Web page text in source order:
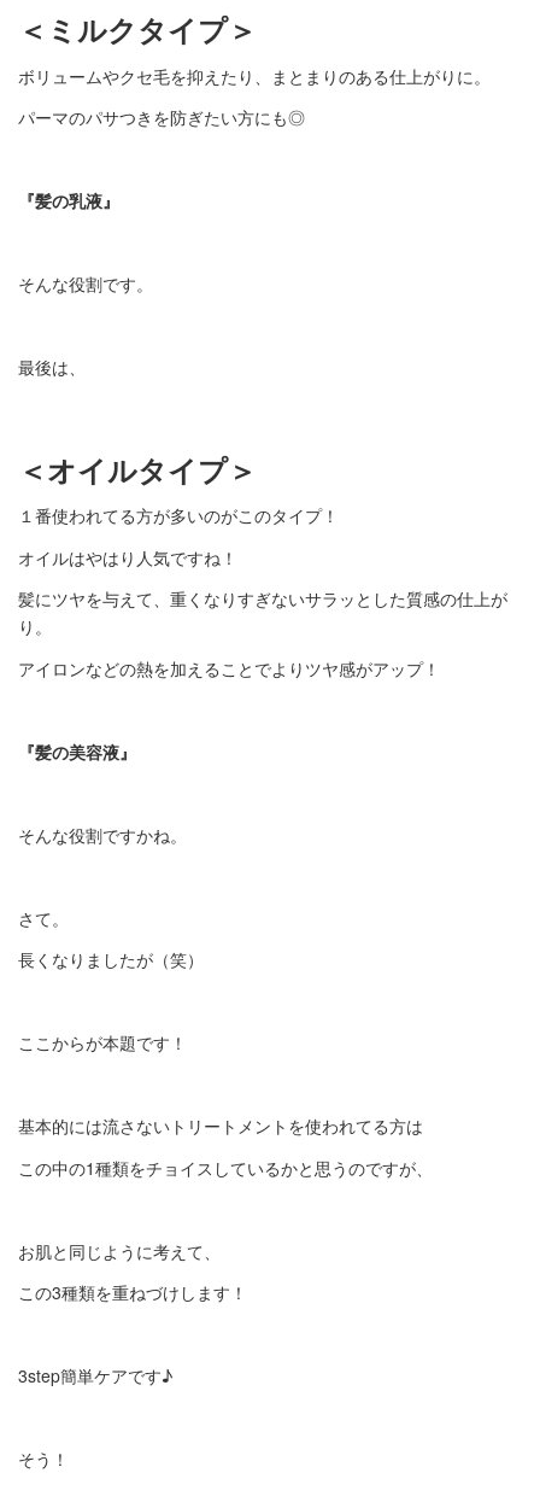
＜ミルクタイプ＞
ボリュームやクセ毛を抑えたり、まとまりのある仕上がりに。
パーマのパサつきを防ぎたい方にも◎
『髪の乳液』
そんな役割です。
最後は、
＜オイルタイプ＞
１番使われてる方が多いのがこのタイプ！
オイルはやはり人気ですね！
髪にツヤを与えて、重くなりすぎないサラッとした質感の仕上が
り。
アイロンなどの熱を加えることでよりツヤ感がアップ！
『髪の美容液』
そんな役割ですかね。
さて。
長くなりましたが（笑）
ここからが本題です！
基本的には流さないトリートメントを使われてる方は
この中の1種類をチョイスしているかと思うのですが、
お肌と同じように考えて、
この3種類を重ねづけします！
3step簡単ケアです♪
そう！